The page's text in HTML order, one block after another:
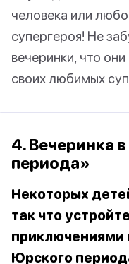
человека или
супергероя! Не
вечеринки, что
своих любимых
4. Вечеринка
периода»
Некоторых
так что
приключениями
Юрского